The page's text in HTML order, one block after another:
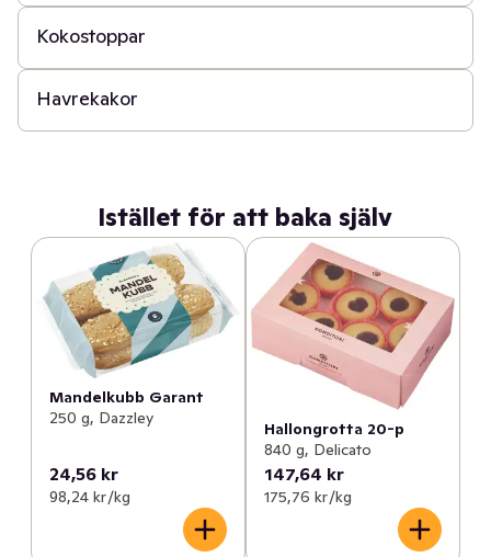
Kokostoppar
30 min
Havrekakor
Istället för att baka själv
Mandelkubb Garant
250 g, Dazzley
24,56 kr
98,24 kr /kg
Hallongrotta 20-p
840 g, Delicato
147,64 kr
175,76 kr /kg